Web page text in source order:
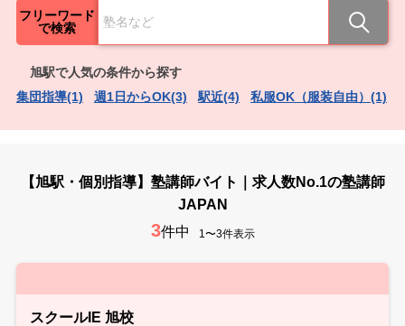
フリーワード
で検索
旭駅で人気の条件から探す
集団指導(1)
週1日からOK(3) 駅近(4) 私服OK（服装自由）(1)
【旭駅・個別指導】塾講師バイト｜求人数No.1の塾講師
JAPAN
3件中 1〜3件表示
スクールIE 旭校